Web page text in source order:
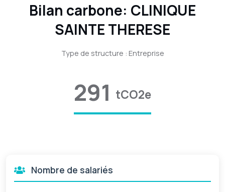
Bilan carbone: CLINIQUE
SAINTE THERESE
Type de structure : Entreprise
291 tCO2e
Nombre de salariés